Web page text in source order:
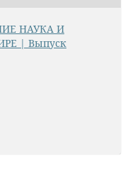
НАУКА И
| Выпуск